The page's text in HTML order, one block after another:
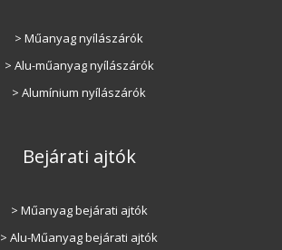
> Műanyag nyílászárók
> Alu-műanyag nyílászárók
> Alumínium nyílászárók
Bejárati ajtók
> Műanyag bejárati ajtók
> Alu-Műanyag bejárati ajtók